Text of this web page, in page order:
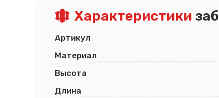
Характеристики
Артикул
Материал
Высота
Длина